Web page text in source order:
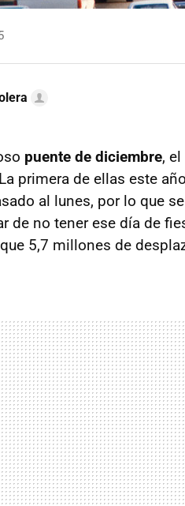
puente de diciembre,
primera de ellas este
al lunes, por lo que
de no tener ese día de
5,7 millones de